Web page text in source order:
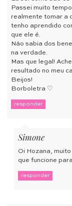
Passei muito
realmente tomar a
tenho aprendido
que ele é.
Não sabia dos
na verdade.
Mas que legal!
resultado no meu
Beijos!
Borboletra ♡
responder
Simone
Oi Hozana,
que funcione
responder